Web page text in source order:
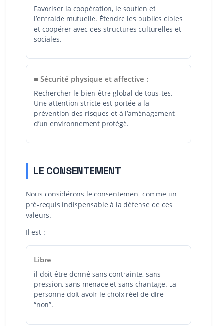
Favoriser la coopération, le soutien et
l’entraide mutuelle. Étendre les publics cibles
et coopérer avec des structures culturelles et
sociales.
■ Sécurité physique et affective :
Rechercher le bien-être global de tous-tes.
Une attention stricte est portée à la
prévention des risques et à l’aménagement
d’un environnement protégé.
LE CONSENTEMENT
Nous considérons le consentement comme un
pré-requis indispensable à la défense de ces
valeurs.
Il est :
Libre
il doit être donné sans contrainte, sans
pression, sans menace et sans chantage. La
personne doit avoir le choix réel de dire
“non”.